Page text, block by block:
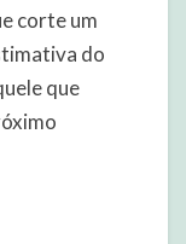
corte um
do
que